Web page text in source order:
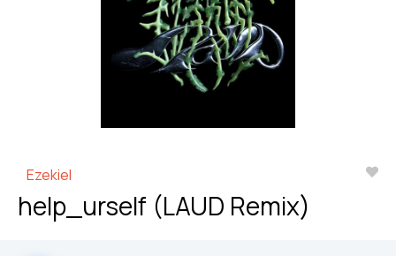
Ezekiel
help_urself (LAUD Remix)